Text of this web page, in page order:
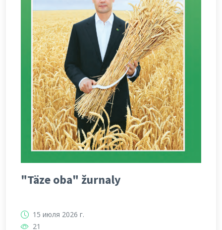
"Täze oba" žurnaly
15 июля 2026 г.
21